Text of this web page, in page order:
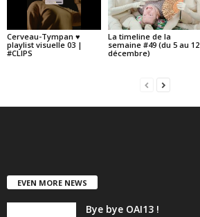
Cerveau-Tympan ♥
playlist visuelle 03 |
#CLIPS
La timeline de la
semaine #49 (du 5 au 12
décembre)
EVEN MORE NEWS
Bye bye OAI13 !